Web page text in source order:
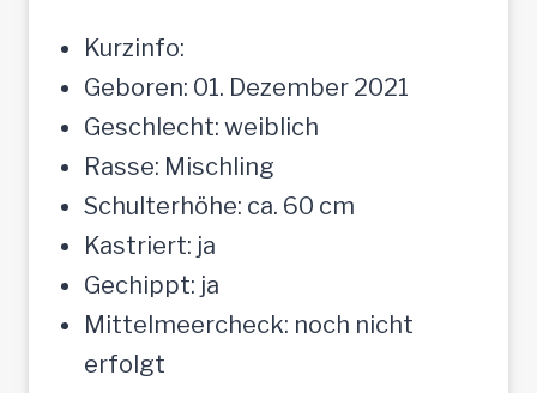
Kurzinfo:
Geboren: 01. Dezember 2021
Geschlecht: weiblich
Rasse: Mischling
Schulterhöhe: ca. 60 cm
Kastriert: ja
Gechippt: ja
Mittelmeercheck: noch nicht
erfolgt